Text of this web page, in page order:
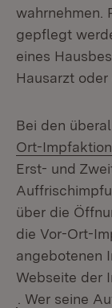
wahrnehmen.
gepflegt
eines
Hausarzt oder
Bei den
Ort-
Erst- und
über die
die Vor-Ort-
angebotenen
Webseite der
(Öffnet in
. Wer seine